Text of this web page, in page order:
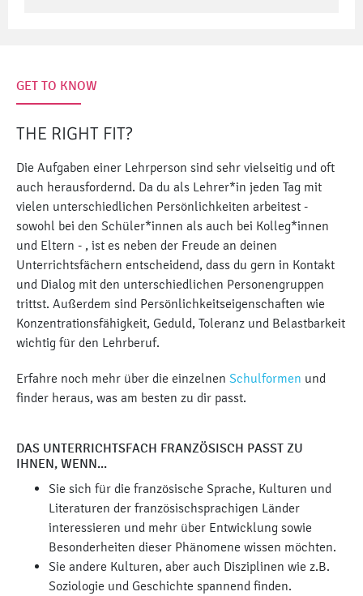
GET TO KNOW
THE RIGHT FIT?
Die Aufgaben einer Lehrperson sind sehr vielseitig und oft
auch herausfordernd. Da du als Lehrer*in jeden Tag mit
vielen unterschiedlichen Persönlichkeiten arbeitest -
sowohl bei den Schüler*innen als auch bei Kolleg*innen
und Eltern - , ist es neben der Freude an deinen
Unterrichtsfächern entscheidend, dass du gern in Kontakt
und Dialog mit den unterschiedlichen Personengruppen
trittst. Außerdem sind Persönlichkeitseigenschaften wie
Konzentrationsfähigkeit, Geduld, Toleranz und Belastbarkeit
wichtig für den Lehrberuf.
Erfahre noch mehr über die einzelnen Schulformen und
finder heraus, was am besten zu dir passt.
DAS UNTERRICHTSFACH FRANZÖSISCH PASST ZU
IHNEN, WENN...
Sie sich für die französische Sprache, Kulturen und
Literaturen der französischsprachigen Länder
interessieren und mehr über Entwicklung sowie
Besonderheiten dieser Phänomene wissen möchten.
Sie andere Kulturen, aber auch Disziplinen wie z.B.
Soziologie und Geschichte spannend finden.